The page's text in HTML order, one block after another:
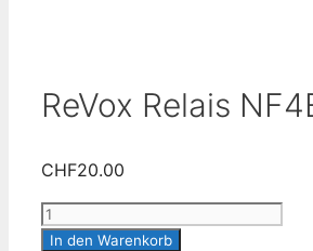
ReVox Relais
CHF20.00
ReVox
Relais
In den Warenkorb